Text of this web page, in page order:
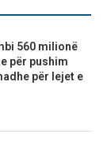
560 milionë
për pushim
për lejet e